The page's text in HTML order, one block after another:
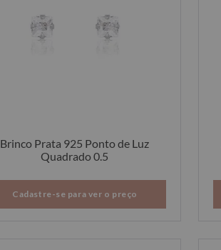
Brinco Prata 925 Ponto de Luz
Quadrado 0.5
Cadastre-se para ver o preço